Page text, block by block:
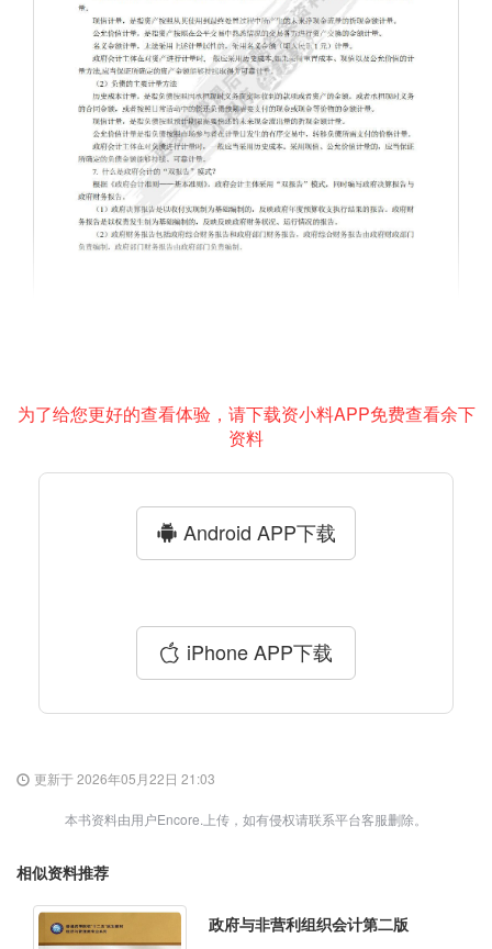
为了给您更好的查看体验，请下载资小料APP免费查看余下
资料
Android APP下载
iPhone APP下载
更新于 2026年05月22日 21:03
本书资料由用户Encore.上传，如有侵权请联系平台客服删除。
相似资料推荐
政府与非营利组织会计第二版